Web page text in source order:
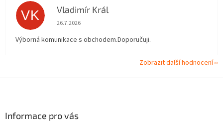
VK Vladimír Král
Hodnocení obchodu je 5 z 5 hvězdiček.
26.7.2026
Výborná komunikace s obchodem.Doporučuji.
Zobrazit další hodnocení
Informace pro vás